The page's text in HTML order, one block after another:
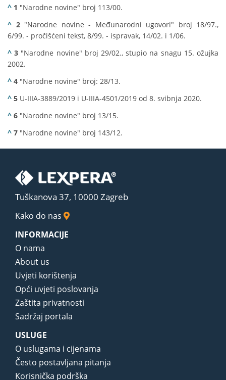
^ 1 "Narodne novine" broj 113/00.
^ 2"Narodne novine - Međunarodni ugovori" broj 18/97.,
6/99. - pročišćeni tekst, 8/99. - ispravak, 14/02. i 1/06.
^3 "Narodne novine" broj 29/02., stupio na snagu 15. ožujka
2002.
^ 4 "Narodne novine" broj: 28/13.
^ 5 U-IIIA-3889/2019 i U-IIIA-4501/2019 od 8. svibnja 2020.
^ 6 "Narodne novine" broj 13/15.
^ 7 "Narodne novine" broj 143/12.
Tuškanova 37, 10000 Zagreb
Kako do nas
INFORMACIJE
O nama
About us
Uvjeti korištenja
Opći uvjeti poslovanja
Zaštita privatnosti
Sadržaj portala
USLUGE
O uslugama i cijenama
Često postavljana pitanja
Korisnička podrška